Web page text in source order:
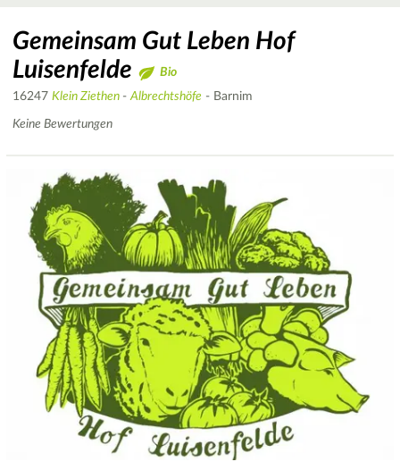
Gemeinsam Gut Leben Hof
Luisenfelde
Bio
16247 Klein Ziethen -Albrechtshöfe - Barnim
Keine Bewertungen